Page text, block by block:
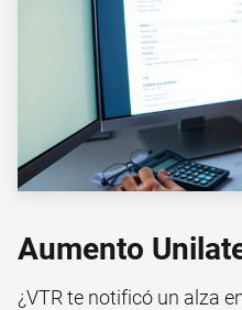
Aumento
¿VTR te notificó un alza